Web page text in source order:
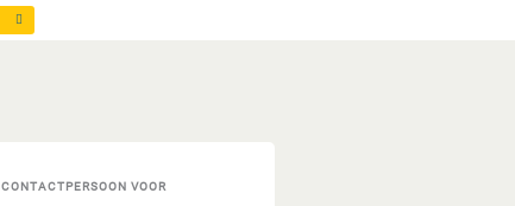
CONTACTPERSOON VOOR